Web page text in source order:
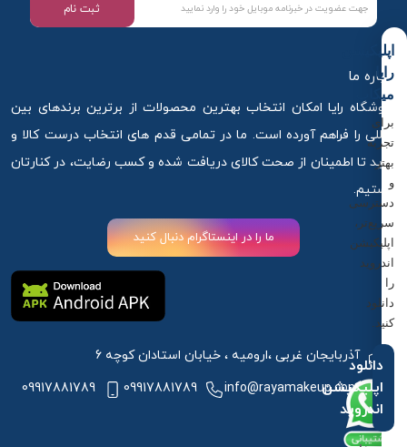
ثبت نام
درباره ما
فروشگاه رایا امکان انتخاب بهترین محصولات از برترین برندهای بین
المللی را فراهم آورده است. ما در تمامی قدم های انتخاب درست کالا و
خرید تا اطمینان از صحت کالای دریافت شده و کسب رضایت، در کنارتان
هستیم.
ما را در اینستاگرام دنبال کنید
آذربایجان غربی ،ارومیه ، خیابان استادان کوچه 6
info@rayamakeup.com
09917881789
09917881789
اپلیکیشن
رایا
میکاپ
برای
تجربه
بهتر
و
دسترسی
سریع‌تر،
اپلیکیشن
اندروید
را
دانلود
کنید.
دانلود
اپلیکیشن
اندروید